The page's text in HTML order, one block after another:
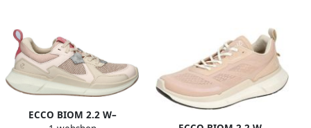
ECCO BIOM 2.2 W–